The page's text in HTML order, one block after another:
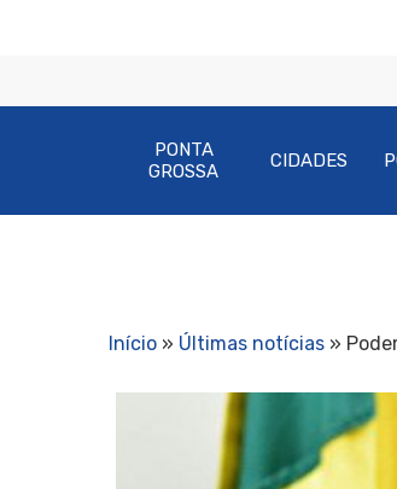
PONTA
GROSSA
CIDADES
Início » Últimas notícias »